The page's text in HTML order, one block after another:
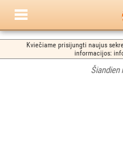
Kviečiame prisijungti naujus
informacijos:
Šiandien